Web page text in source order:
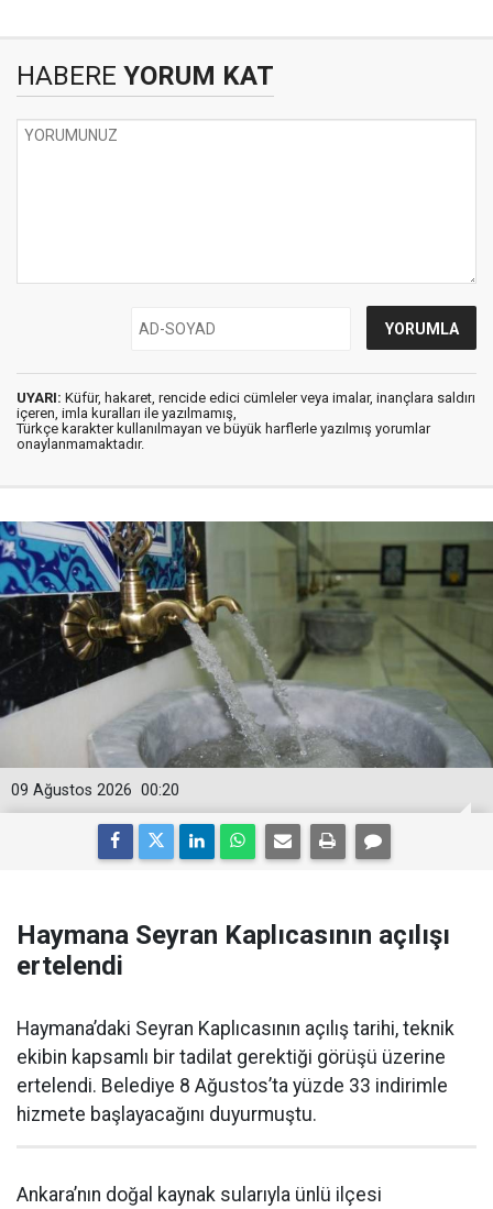
HABERE YORUM KAT
UYARI: Küfür, hakaret, rencide edici cümleler veya imalar, inançlara saldırı
içeren, imla kuralları ile yazılmamış,
Türkçe karakter kullanılmayan ve büyük harflerle yazılmış yorumlar
onaylanmamaktadır.
00:20
09 Ağustos 2026
Haymana Seyran Kaplıcasının açılışı
ertelendi
Haymana’daki Seyran Kaplıcasının açılış tarihi, teknik
ekibin kapsamlı bir tadilat gerektiği görüşü üzerine
ertelendi. Belediye 8 Ağustos’ta yüzde 33 indirimle
hizmete başlayacağını duyurmuştu.
Ankara’nın doğal kaynak sularıyla ünlü ilçesi